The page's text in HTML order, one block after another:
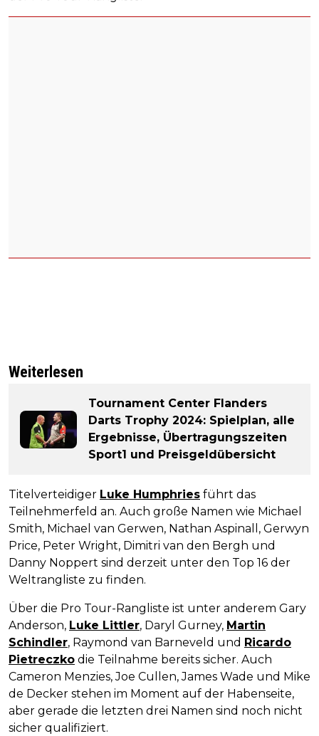
Weiterlesen
Tournament Center Flanders
Darts Trophy 2024: Spielplan, alle
Ergebnisse, Übertragungszeiten
Sport1 und Preisgeldübersicht
Titelverteidiger Luke Humphries führt das
Teilnehmerfeld an. Auch große Namen wie Michael
Smith, Michael van Gerwen, Nathan Aspinall, Gerwyn
Price, Peter Wright, Dimitri van den Bergh und
Danny Noppert sind derzeit unter den Top 16 der
Weltrangliste zu finden.
Über die Pro Tour-Rangliste ist unter anderem Gary
Anderson, Luke Littler, Daryl Gurney, Martin
Schindler, Raymond van Barneveld und Ricardo
Pietreczko die Teilnahme bereits sicher. Auch
Cameron Menzies, Joe Cullen, James Wade und Mike
de Decker stehen im Moment auf der Habenseite,
aber gerade die letzten drei Namen sind noch nicht
sicher qualifiziert.